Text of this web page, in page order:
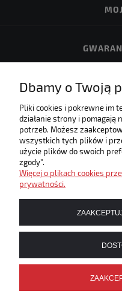
Internetowa
Umożliwiamy płatności
Dbamy o Twoją
Pliki cookies i pokrewne im
działanie strony i pomagają
potrzeb. Możesz
wszystkich tych plików i
użycie plików do swoich
zgody".
Więcej o plikach cookies
prywatności.